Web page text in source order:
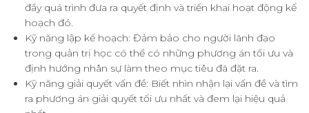
đẩy quá trình đưa ra quyết định và triển khai hoạt động kế
hoạch đó.
Kỹ năng lập kế hoạch: Đảm bảo cho người lãnh đạo
trong quản trị học có thể có những phương án tối ưu và
định hướng nhân sự làm theo mục tiêu đã đặt ra.
Kỹ năng giải quyết vấn đề: Biết nhìn nhận lại vấn đề và tìm
ra phương án giải quyết tối ưu nhất và đem lại hiệu quả